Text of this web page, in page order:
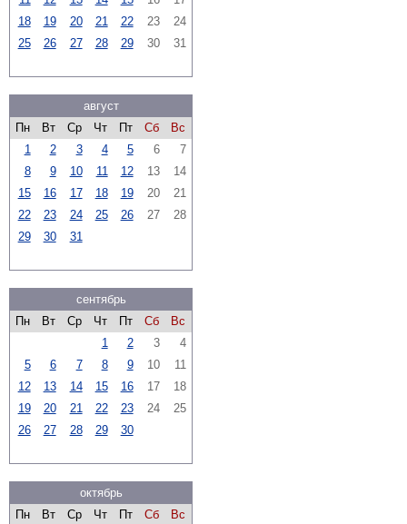
18
19 20 21 22 23
24
25
26 27 28 29 30 31
август
Пн
Вт Ср Чт Пт Сб
Вс
1
2 3 4 5 6
7
8
9 10 11 12 13
14
15
16 17 18 19 20
21
22
23 24 25 26 27
28
29
30 31
сентябрь
Пн
Вт Ср Чт Пт Сб
Вс
1
2 3
4
5
6 7 8 9 10
11
12
13 14 15 16 17
18
19
20 21 22 23 24
25
26
27 28 29 30
октябрь
Пн
Вт Ср Чт Пт Сб Вс